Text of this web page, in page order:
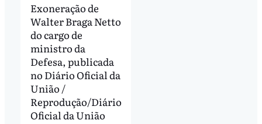
Exoneração de
Walter Braga Netto
do cargo de
ministro da
Defesa, publicada
no Diário Oficial da
União /
Reprodução/Diário
Oficial da União